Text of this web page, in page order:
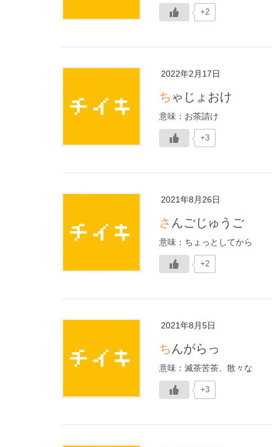
+2
2022年2月17日
ちゃじょおけ
意味：お茶請け
+3
2021年8月26日
さんごじゅうご
意味：ちょっとしてから
+2
2021年8月5日
ちんがらっ
意味：滅茶苦茶、散々な
+3